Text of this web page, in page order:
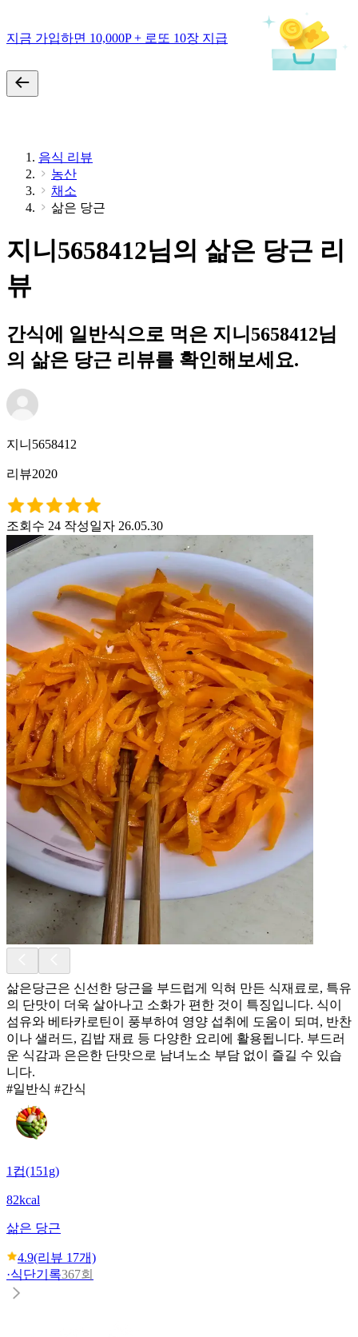
지금 가입하면 10,000P + 로또 10장 지급
음식 리뷰
농산
채소
삶은 당근
지니5658412님의 삶은 당근 리
뷰
간식에 일반식으로 먹은 지니5658412님
의 삶은 당근 리뷰를 확인해보세요.
지니5658412
리뷰2020
조회수 24 작성일자 26.05.30
삶은당근은 신선한 당근을 부드럽게 익혀 만든 식재료로, 특유
의 단맛이 더욱 살아나고 소화가 편한 것이 특징입니다. 식이
섬유와 베타카로틴이 풍부하여 영양 섭취에 도움이 되며, 반찬
이나 샐러드, 김밥 재료 등 다양한 요리에 활용됩니다. 부드러
운 식감과 은은한 단맛으로 남녀노소 부담 없이 즐길 수 있습
니다.
#일반식 #간식
1컵(151g)
82kcal
삶은 당근
4.9(리뷰 17개)
·식단기록367회